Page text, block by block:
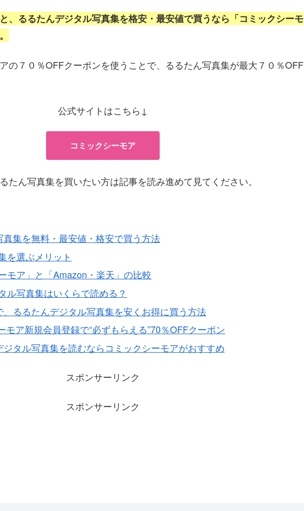
、るるたんデジタル写真集を格安・最安値で買うなら「コミックシーモ
の７０％OFFクーポンを使うことで、るるたん写真集が最大７０％OFF
公式サイトはこちら↓
コミックシーモア
たん写真集を買いたい方は記事を読み進めて見てください。
集を無料・最安値・格安で買う方法
を選ぶメリット
モア」と「Amazon・楽天」の比較
ル写真集はいくらで読める？
、るるたんデジタル写真集を安くお得に買う方法
モア新規会員登録で“必ずもらえる”70％OFFクーポン
ジタル写真集を読むならコミックシーモアがおすすめ
スポンサーリンク
スポンサーリンク